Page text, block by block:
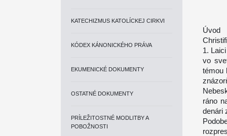
KATECHIZMUS KATOLÍCKEJ CIRKVI
KÓDEX KÁNONICKÉHO PRÁVA
EKUMENICKÉ DOKUMENTY
OSTATNÉ DOKUMENTY
PRÍLEŽITOSTNÉ MODLITBY A
POBOŽNOSTI
Úvod
1.
vo
témou
ráno
denári